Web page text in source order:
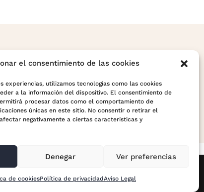
el consentimiento de las cookies
experiencias, utilizamos tecnologías como las cookies
a la información del dispositivo. El consentimiento de
procesar datos como el comportamiento de
únicas en este sitio. No consentir o retirar el
negativamente a ciertas características y
Denegar Ver preferencias
de cookiesPolítica de privacidadAviso Legal
la estrategia.